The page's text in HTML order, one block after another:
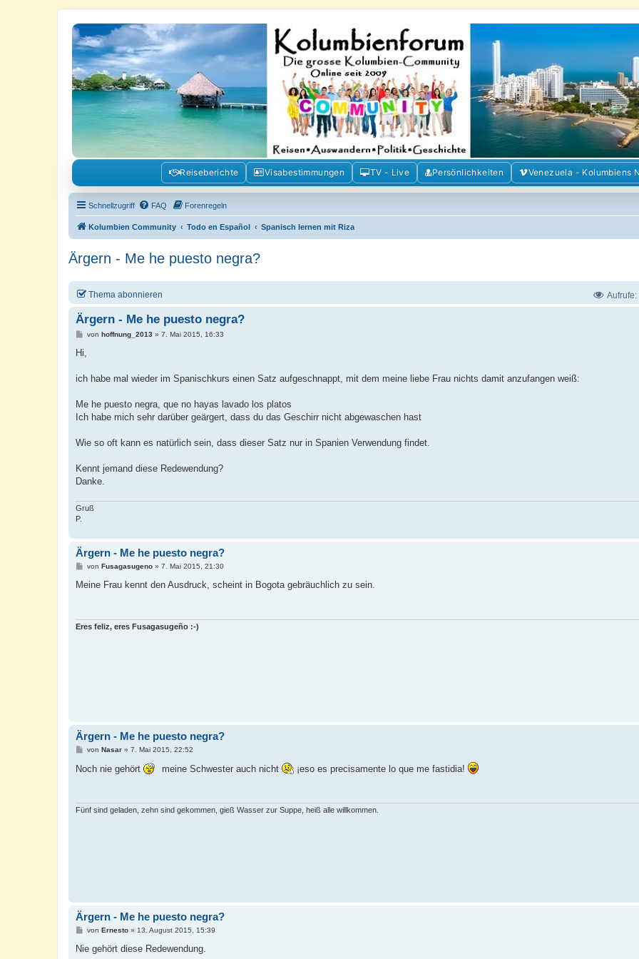
Kolumbienforum - Das grosse Forum der Freunde Kolumbiens
Reisen, Auswandern, Kultur, Politik, Geschichte und Visum in Kolumbien und Venezuela. Austausch, Erfahrungen und Gemeinschaft im Kolumbienforum
Reiseberichte Visabestimmungen TV - Live Persönlichkeiten Venezuela - Kolumbiens
Schnellzugriff FAQ Forenregeln
Kolumbien Community Todo en Español Spanisch lernen mit Riza
Ärgern - Me he puesto negra?
Thema abonnieren Aufrufe:
Ärgern - Me he puesto negra?
B
t
a
von hoffnung_2013 » 7. Mai 2015, 16:33
Hi,
ich habe mal wieder im Spanischkurs einen Satz aufgeschnappt, mit dem meine liebe Frau nichts damit anzufangen weiß:
Me he puesto negra, que no hayas lavado los platos
Ich habe mich sehr darüber geärgert, dass du das Geschirr nicht abgewaschen hast
Wie so oft kann es natürlich sein, dass dieser Satz nur in Spanien Verwendung findet.
Kennt jemand diese Redewendung?
Danke.
Gruß
P.
Ärgern - Me he puesto negra?
B
i
von Fusagasugeno» 7. Mai 2015, 21:30
Meine Frau kennt den Ausdruck, scheint in Bogota gebräuchlich zu sein.
Eres feliz, eres Fusagasugeño :-)
Ärgern - Me he puesto negra?
B
i
von Nasar» 7. Mai 2015, 22:52
Noch nie gehört meine Schwester auch nicht ¡eso es precisamente lo que me fastidia!
Fünf sind geladen, zehn sind gekommen, gieß Wasser zur Suppe, heiß alle willkommen.
Ärgern - Me he puesto negra?
B
i
von Ernesto» 13. August 2015, 15:39
Nie gehört diese Redewendung.